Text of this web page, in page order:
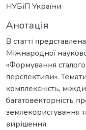
НУБіП України
Анотація
В статті
Міжнародної
«Формування
перспективи».
комплексність,
багатовекторність
землекористування
вирішення.